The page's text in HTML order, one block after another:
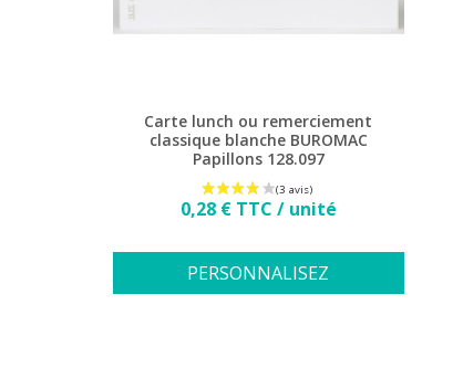
Carte lunch ou remerciement
classique blanche BUROMAC
Papillons 128.097
Prix
0,28 € TTC / unité
PERSONNALISEZ